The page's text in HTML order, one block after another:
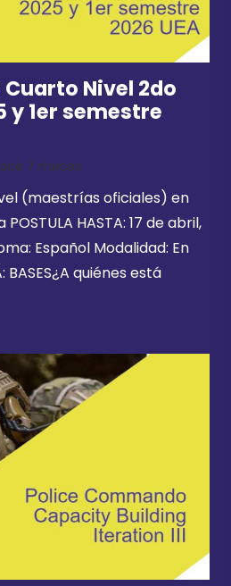
Cuarto Nivel 2do
y 1er semestre
7 meses
(maestrías oficiales) en
HASTA: 17 de abril,
Español Modalidad: En
BASES¿A quiénes está